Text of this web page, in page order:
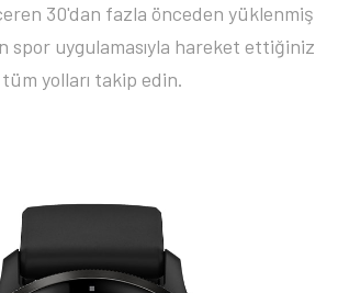
30'dan fazla önceden yüklenmiş
spor uygulamasıyla hareket ettiğiniz
tüm yolları takip edin.